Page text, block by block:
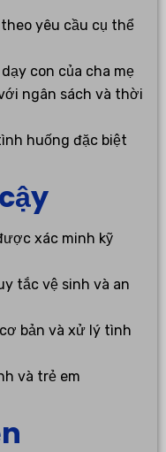
yêu cầu cụ thể
con của cha mẹ
ngân sách và thời
huống đặc biệt
xác minh kỹ
tắc vệ sinh và an
bản và xử lý tình
và trẻ em